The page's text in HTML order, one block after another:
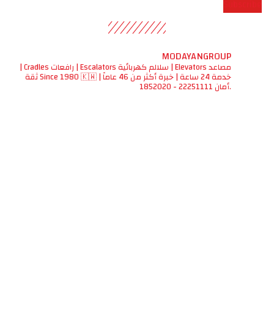
MODAYANGROUP
مصاعد Elevators | سلالم كهربائية Escalators | رافعات Cradles |
خدمة 24 ساعة | خبرة أكثر من 46 عاماً | Since 1980 🇰🇼 ثقة
.أمان22251111 - 1852020